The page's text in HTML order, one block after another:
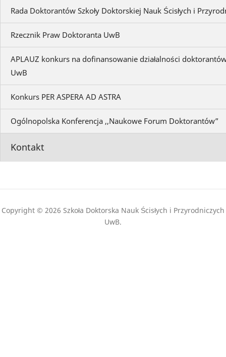
Rada Doktorantów Szkoły Doktorskiej Nauk Ścisłych i
Rzecznik Praw Doktoranta UwB
APLAUZ konkurs na dofinansowanie działalności
UwB
Konkurs PER ASPERA AD ASTRA
Ogólnopolska Konferencja ,,Naukowe Forum Doktorantów”
Kontakt
Copyright © 2026 Szkoła Doktorska Nauk Ścisłych i Przyrodniczych
UwB.